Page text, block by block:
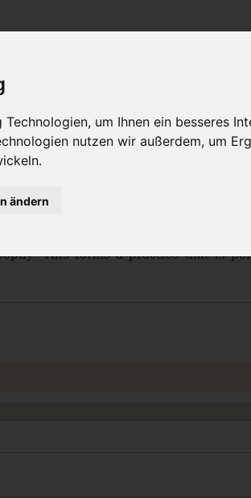
um Ihnen ein besseres
nutzen wir außerdem, um
ändern
This forms a practice that is